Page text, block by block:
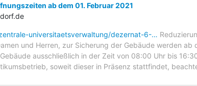
ab dem 01. Februar 2021
universitaetsverwaltung/dezernat-6-…
und Herren, zur Sicherung der Gebäude werden ab
ausschließlich in der Zeit von 08:00 Uhr bis
soweit dieser in Präsenz stattfindet,